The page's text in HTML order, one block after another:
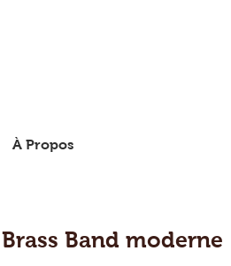
À Propos
Brass Band moderne